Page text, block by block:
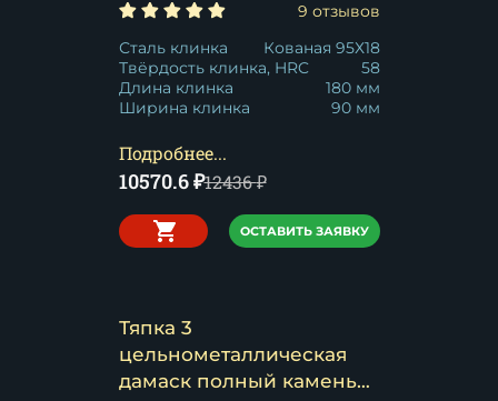
9 отзывов
Сталь клинка
Кованая 95Х18
Твёрдость клинка, HRC
58
Длина клинка
180 мм
Ширина клинка
90 мм
Подробнее...
10570.6₽12436₽
ОСТАВИТЬ ЗАЯВКУ
Тяпка 3
цельнометаллическая
дамаск полный камень